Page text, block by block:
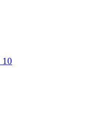
10